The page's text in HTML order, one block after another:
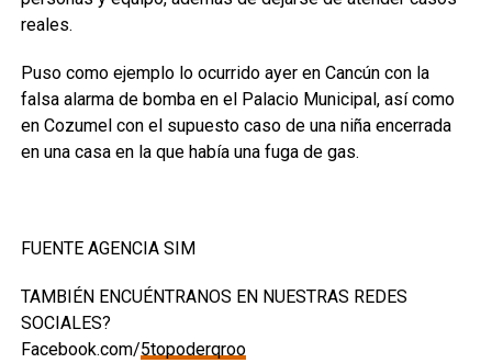
reales.
Puso como ejemplo lo ocurrido ayer en Cancún con la
falsa alarma de bomba en el Palacio Municipal, así como
en Cozumel con el supuesto caso de una niña encerrada
en una casa en la que había una fuga de gas.
FUENTE AGENCIA SIM
TAMBIÉN ENCUÉNTRANOS EN NUESTRAS REDES
SOCIALES?
Facebook.com/5topoderqroo